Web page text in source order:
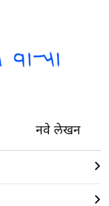
नवे लेखन